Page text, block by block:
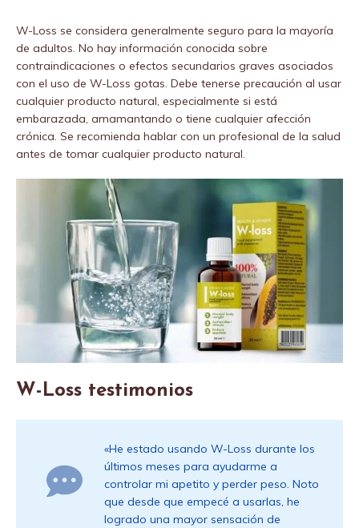
W-Loss se considera generalmente seguro para la mayoría
de adultos. No hay información conocida sobre
contraindicaciones o efectos secundarios graves asociados
con el uso de W-Loss gotas. Debe tenerse precaución al usar
cualquier producto natural, especialmente si está
embarazada, amamantando o tiene cualquier afección
crónica. Se recomienda hablar con un profesional de la salud
antes de tomar cualquier producto natural.
W-Loss testimonios
«He estado usando W-Loss durante los
últimos meses para ayudarme a
controlar mi apetito y perder peso. Noto
que desde que empecé a usarlas, he
logrado una mayor sensación de